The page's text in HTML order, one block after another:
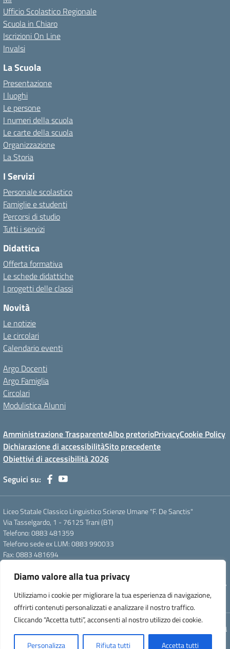
Diamo valore alla tua privacy
Utilizziamo i cookie per migliorare la tua esperienza di navigazione,
offrirti contenuti personalizzati e analizzare il nostro traffico.
Cliccando “Accetta tutti”, acconsenti al nostro utilizzo dei cookie.
Personalizza Rifiuta tutti Accetta tutti
Ufficio Scolastico Regionale
Scuola in Chiaro
Iscrizioni On Line
Invalsi
La Scuola
Presentazione
I luoghi
Le persone
I numeri della scuola
Le carte della scuola
Organizzazione
La Storia
I Servizi
Personale scolastico
Famiglie e studenti
Percorsi di studio
Tutti i servizi
Didattica
Offerta formativa
Le schede didattiche
I progetti delle classi
Novità
Le notizie
Le circolari
Calendario eventi
Argo Docenti
Argo Famiglia
Circolari
Modulistica Alunni
Amministrazione TrasparenteAlbo pretorioPrivacyCookie Policy
Dichiarazione di accessibilitàSito precedente
Obiettivi di accessibilità 2026
Seguici su:
Liceo Statale Classico Linguistico Scienze Umane "F. De Sanctis"
Via Tasselgardo, 1 - 76125 Trani (BT)
Telefono: 0883 481359
Telefono sede ex LUM: 0883 990033
Fax: 0883 481694
Pec: btpc210007@pec.istruzione.it
Codice Meccanografico: istsc_btpc210007 - Codice Fiscale: 92058830727
- Codice Univoco d'ufficio: UFG4S9
Concept & Design by Designers Italia